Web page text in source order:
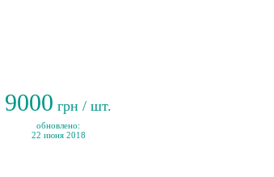
9000 грн / шт.
обновлено:
22 июня 2018